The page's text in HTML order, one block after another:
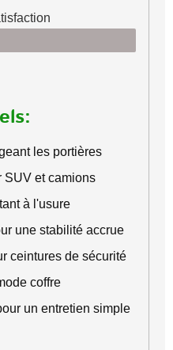
les portières
SUV et camions
à l'usure
une stabilité accrue
ceintures de sécurité
coffre
un entretien simple